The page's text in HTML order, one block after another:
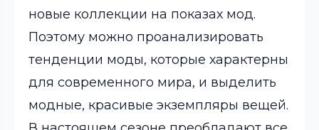
новые коллекции на показах мод.
Поэтому можно проанализировать
тенденции моды, которые характерны
для современного мира, и выделить
модные, красивые экземпляры вещей.